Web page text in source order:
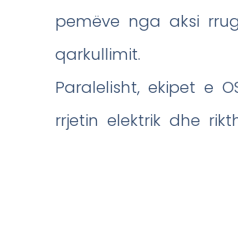
pemëve nga aksi
qarkullimit.
Paralelisht, ekipet e
rrjetin elektrik dhe